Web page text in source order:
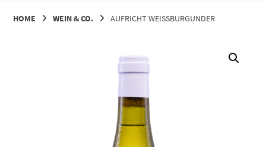
HOME WEIN & CO. AUFRICHT WEISSBURGUNDER